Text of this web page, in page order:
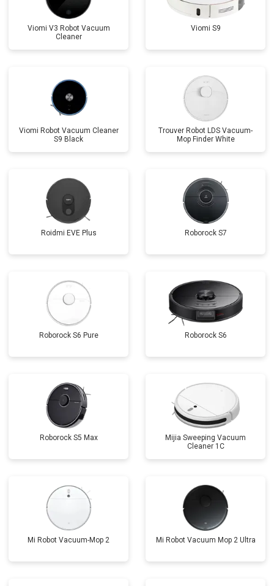
Viomi V3 Robot Vacuum
Cleaner
Viomi S9
Viomi Robot Vacuum Cleaner
S9 Black
Trouver Robot LDS Vacuum-
Mop Finder White
Roidmi EVE Plus Roborock S7
Roborock S6 Pure Roborock S6
Roborock S5 Max
Mijia Sweeping Vacuum
Cleaner 1C
Mi Robot Vacuum-Mop 2 Mi Robot Vacuum Mop 2 Ultra